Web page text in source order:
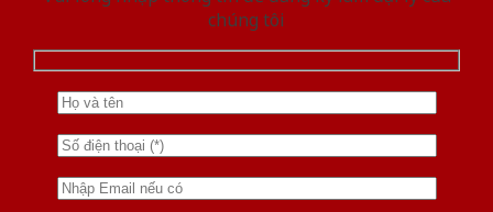
chúng tôi